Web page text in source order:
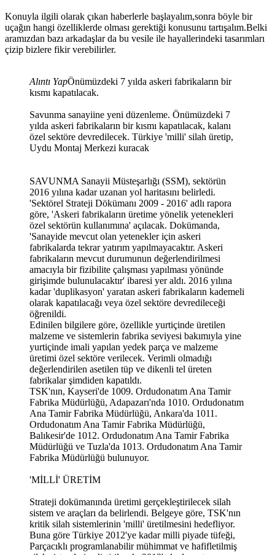
Konuyla ilgili olarak çıkan haberlerle başlayalım,sonra böyle bir
uçağın hangi özelliklerde olması gerektiği konusunu tartışalım.Belki
aramızdan bazı arkadaşlar da bu vesile ile hayallerindeki tasarımları
çizip bizlere fikir verebilirler.
Alıntı YapÖnümüzdeki 7 yılda askeri fabrikaların bir
kısmı kapatılacak.
Savunma sanayiine yeni düzenleme. Önümüzdeki 7
yılda askeri fabrikaların bir kısmı kapatılacak, kalanı
özel sektöre devredilecek. Türkiye 'milli' silah üretip,
Uydu Montaj Merkezi kuracak
SAVUNMA Sanayii Müsteşarlığı (SSM), sektörün
2016 yılına kadar uzanan yol haritasını belirledi.
'Sektörel Strateji Dökümanı 2009 - 2016' adlı rapora
göre, 'Askeri fabrikaların üretime yönelik yetenekleri
özel sektörün kullanımına' açılacak. Dokümanda,
'Sanayide mevcut olan yetenekler için askeri
fabrikalarda tekrar yatırım yapılmayacaktır. Askeri
fabrikaların mevcut durumunun değerlendirilmesi
amacıyla bir fizibilite çalışması yapılması yönünde
girişimde bulunulacaktır' ibaresi yer aldı. 2016 yılına
kadar 'duplikasyon' yaratan askeri fabrikaların kademeli
olarak kapatılacağı veya özel sektöre devredileceği
öğrenildi.
Edinilen bilgilere göre, özellikle yurtiçinde üretilen
malzeme ve sistemlerin fabrika seviyesi bakımıyla yine
yurtiçinde imali yapılan yedek parça ve malzeme
üretimi özel sektöre verilecek. Verimli olmadığı
değerlendirilen asetilen tüp ve dikenli tel üreten
fabrikalar şimdiden kapatıldı.
TSK'nın, Kayseri'de 1009. Ordudonatım Ana Tamir
Fabrika Müdürlüğü, Adapazarı'nda 1010. Ordudonatım
Ana Tamir Fabrika Müdürlüğü, Ankara'da 1011.
Ordudonatım Ana Tamir Fabrika Müdürlüğü,
Balıkesir'de 1012. Ordudonatım Ana Tamir Fabrika
Müdürlüğü ve Tuzla'da 1013. Ordudonatım Ana Tamir
Fabrika Müdürlüğü bulunuyor.
'MİLLİ' ÜRETİM
Strateji dokümanında üretimi gerçekleştirilecek silah
sistem ve araçları da belirlendi. Belgeye göre, TSK'nın
kritik silah sistemlerinin 'milli' üretilmesini hedefliyor.
Buna göre Türkiye 2012'ye kadar milli piyade tüfeği,
Parçacıklı programlanabilir mühimmat ve hafifletilmiş